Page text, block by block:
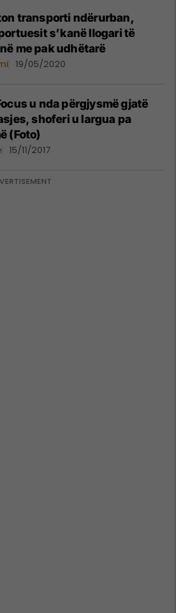
transporti ndërurban,
s’kanë llogari të
me pak udhëtarë
19/05/2020
u nda përgjysmë gjatë
shoferi u largua pa
(Foto)
15/11/2017